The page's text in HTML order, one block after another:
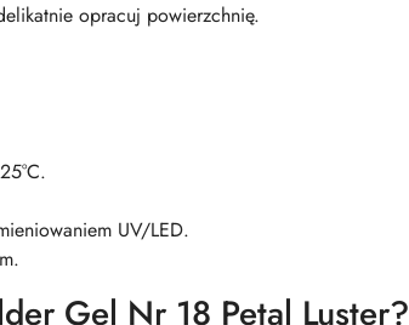
opracuj powierzchnię.
UV/LED.
Gel Nr 18 Petal Luster?